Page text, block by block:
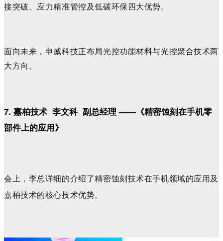
接突破、应力精准管控及低碳环保四大优势。
面向未来，申威科技正布局光控功能材料与光控聚合技术两
大方向。
7. 嘉柏技术 李文科 副总经理 ——《精密蚀刻在手机零
部件上的应用》
会上，李总详细的介绍了精密蚀刻技术在手机领域的应用及
嘉柏技术的核心技术优势。